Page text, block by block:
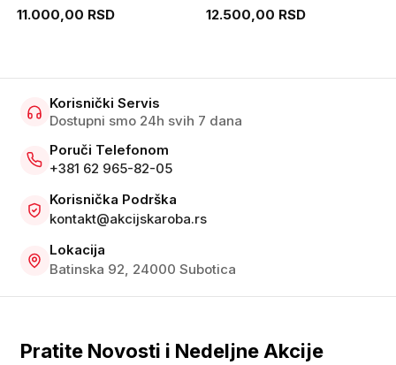
11.000,00 RSD
12.500,00 RSD
Korisnički Servis
Dostupni smo 24h svih 7 dana
Poruči Telefonom
+381 62 965-82-05
Korisnička Podrška
kontakt@akcijskaroba.rs
Lokacija
Batinska 92, 24000 Subotica
Pratite Novosti i Nedeljne Akcije